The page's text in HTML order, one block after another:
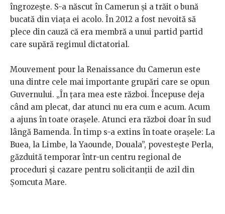
îngrozește. S-a născut în Camerun și a trăit o bună
bucată din viața ei acolo. În 2012 a fost nevoită să
plece din cauză că era membră a unui partid partid
care supără regimul dictatorial.
Mouvement pour la Renaissance du Camerun este
una dintre cele mai importante grupări care se opun
Guvernului. „În țara mea este război. Începuse deja
când am plecat, dar atunci nu era cum e acum. Acum
a ajuns în toate orașele. Atunci era război doar în sud
lângă Bamenda. În timp s-a extins în toate orașele: La
Buea, la Limbe, la Yaounde, Douala”, povestește Perla,
găzduită temporar într-un centru regional de
proceduri și cazare pentru solicitanții de azil din
Șomcuta Mare.